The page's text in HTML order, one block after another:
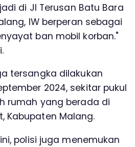
di Jl Terusan Batu Bara
IW berperan sebagai
ban mobil korban."
tersangka dilakukan
2024, sekitar pukul
rumah yang berada di
Kabupaten Malang.
polisi juga menemukan